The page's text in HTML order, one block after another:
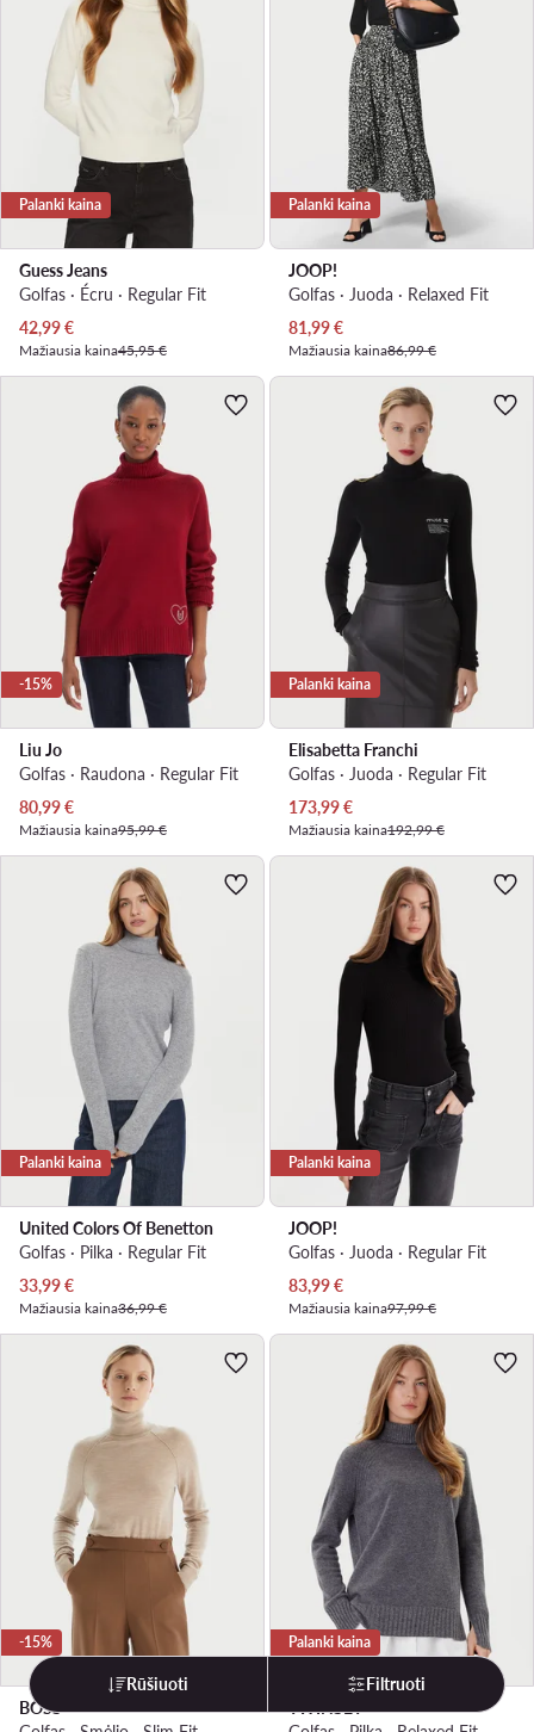
Palanki kaina
Guess Jeans
Golfas · Écru · Regular Fit
Dabartinė kaina
42,99€
Mažiausia kaina45,95 €
Palanki kaina
JOOP!
Golfas · Juoda · Relaxed Fit
Dabartinė kaina
81,99€
Mažiausia kaina86,99 €
-15%
Liu Jo
Golfas · Raudona · Regular Fit
Dabartinė kaina
80,99€
Mažiausia kaina95,99 €
Palanki kaina
Elisabetta Franchi
Golfas · Juoda · Regular Fit
Dabartinė kaina
173,99€
Mažiausia kaina192,99 €
Palanki kaina
United Colors Of Benetton
Golfas · Pilka · Regular Fit
Dabartinė kaina
33,99€
Mažiausia kaina36,99 €
Palanki kaina
JOOP!
Golfas · Juoda · Regular Fit
Dabartinė kaina
83,99€
Mažiausia kaina97,99 €
-15%
BOSS
Palanki kaina
TWINSET
Rūšiuoti Filtruoti